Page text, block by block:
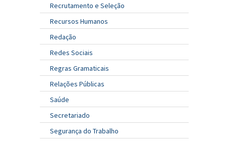
Recrutamento e Seleção
Recursos Humanos
Redação
Redes Sociais
Regras Gramaticais
Relações Públicas
Saúde
Secretariado
Segurança do Trabalho